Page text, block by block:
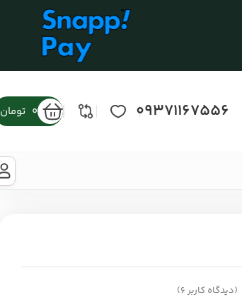
09371167556
0 تومان
(دیدگاه کاربر 6
)